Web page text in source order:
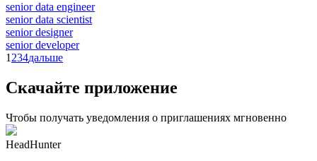
senior data engineer
senior data scientist
senior designer
senior developer
1 234дальше
Скачайте приложение
Чтобы получать уведомления о приглашениях мгновенно
HeadHunter